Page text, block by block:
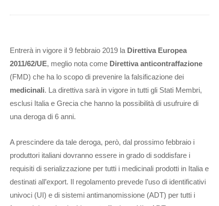
Entrerà in vigore il 9 febbraio 2019 la Direttiva Europea
2011/62/UE, meglio nota come Direttiva anticontraffazione
(FMD) che ha lo scopo di prevenire la falsificazione dei
medicinali. La direttiva sarà in vigore in tutti gli Stati Membri,
esclusi Italia e Grecia che hanno la possibilità di usufruire di
una deroga di 6 anni.
A prescindere da tale deroga, però, dal prossimo febbraio i
produttori italiani dovranno essere in grado di soddisfare i
requisiti di serializzazione per tutti i medicinali prodotti in Italia e
destinati all’export. Il regolamento prevede l’uso di identificativi
univoci (UI) e di sistemi antimanomissione (ADT) per tutti i